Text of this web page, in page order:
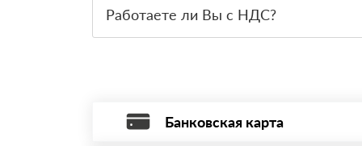
Работаете ли Вы с НДС?
Банковская карта